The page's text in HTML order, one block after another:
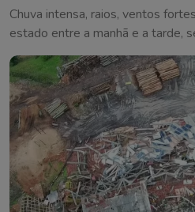
Chuva intensa, raios, ventos
estado entre a manhã e a tarde,